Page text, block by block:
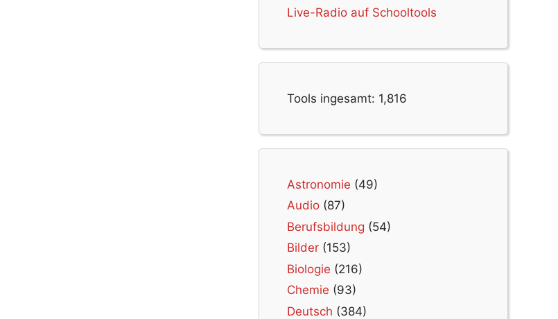
Live-Radio auf Schooltools
Tools ingesamt: 1,816
Astronomie (49)
Audio (87)
Berufsbildung (54)
Bilder (153)
Biologie (216)
Chemie (93)
Deutsch (384)